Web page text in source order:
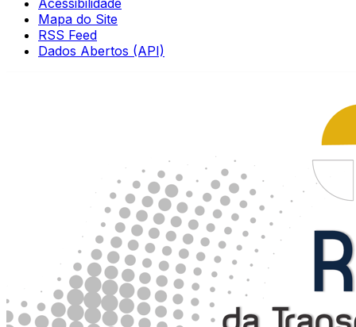
Mapa do Site
RSS Feed
Dados Abertos (API)